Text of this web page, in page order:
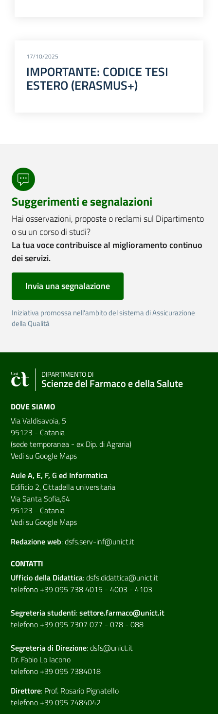
17/10/2025
IMPORTANTE: CODICE TESI
ESTERO (ERASMUS+)
Suggerimenti e segnalazioni
Hai osservazioni, proposte o reclami sul Dipartimento
o su un corso di studi?
La tua voce contribuisce al miglioramento continuo
dei servizi.
Invia una segnalazione
Iniziativa promossa nell'ambito del sistema di Assicurazione
della Qualità
DIPARTIMENTO DI
Scienze del Farmaco e della Salute
DOVE SIAMO
Via Valdisavoia, 5
95123 - Catania
(sede temporanea - ex Dip. di Agraria)
Vedi su Google Maps
Aule A, E, F, G ed Informatica
Edificio 2, Cittadella universitaria
Via Santa Sofia,64
95123 - Catania
Vedi su Google Maps
Redazione web:dsfs.serv-inf@unict.it
CONTATTI
Ufficio della Didattica:dsfs.didattica@unict.it
telefono +39 095 738 4015 - 4003 - 4103
Segreteria studenti:settore.farmaco@unict.it
telefono +39 095 7307 077 - 078 - 088
Segreteria di Direzione:dsfs@unict.it
Dr. Fabio Lo Iacono
telefono +39 095 7384018
Direttore: Prof. Rosario Pignatello
telefono +39 095 7484042